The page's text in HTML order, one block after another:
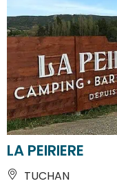
LA PEIRIERE
TUCHAN